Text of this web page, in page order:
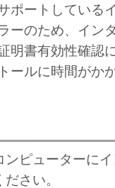
ポートしている
ーのため、イン
明書有効性確認
ールに時間がか
ピューターに
さい。